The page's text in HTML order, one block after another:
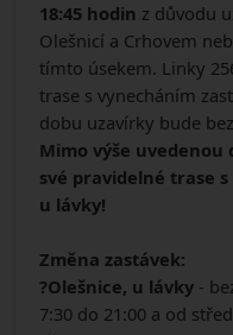
18:45 hodin z důvodu
Olešnicí a Crhovem
tímto úsekem. Linky
trase s vynecháním
dobu uzavírky bude
Mimo výše uvedenou
své pravidelné trase
u lávky!
Změna zastávek:
?Olešnice, u lávky -
7:30 do 21:00 a od